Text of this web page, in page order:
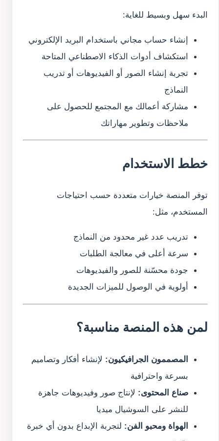
البدء سهل وبسيط للغاية:
إنشاء حساب مجاني باستخدام البريد الإلكتروني
استكشاف أدوات الذكاء الاصطناعي المتاحة
تجربة إنشاء الصور أو الفيديوهات أو تدريب
النماذج
مشاركة أعمالك مع المجتمع للحصول على
ملاحظات وتطوير مهاراتك
خطط الاستخدام
توفر المنصة خيارات متعددة حسب احتياجات
المستخدم، مثل:
تدريب عدد غير محدود من النماذج
سرعة أعلى في معالجة الطلبات
جودة محسّنة للصور والفيديوهات
أولوية في الوصول للميزات الجديدة
لمن هذه المنصة مناسبة؟
المصممون الجرافيكيون: لإنشاء أفكار وتصاميم
بسرعة واحترافية
صناع المحتوى: لإنتاج صور وفيديوهات جاهزة
للنشر على السوشيال ميديا
الهواة ومحبو الفن: لتجربة الإبداع بدون أي خبرة